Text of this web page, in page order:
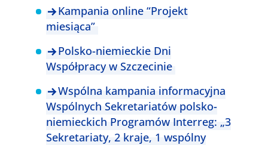
Kampania online “Projekt
miesiąca”
Polsko-niemieckie Dni
Współpracy w Szczecinie
Wspólna kampania informacyjna
Wspólnych Sekretariatów polsko-
niemieckich Programów Interreg: „3
Sekretariaty, 2 kraje, 1 wspólny